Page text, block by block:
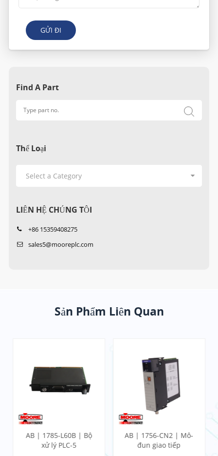
GỬI ĐI
Find A Part
Thể Loại
LIÊN HỆ CHÚNG TÔI
+86 15359408275
sales5@mooreplc.com
Sản Phẩm Liên Quan
AB | 1785-L60B | Bộ
xử lý PLC-5
AB | 1756-CN2 | Mô-
đun giao tiếp